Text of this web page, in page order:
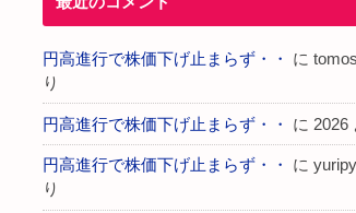
円高進行で株価下げ止まらず・・ に
り
円高進行で株価下げ止まらず・・ に 2026
円高進行で株価下げ止まらず・・ に
り